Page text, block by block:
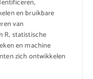
en bruikbare
van
R, statistische
en machine
zich ontwikkelen